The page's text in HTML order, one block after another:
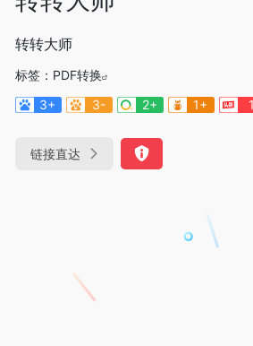
转转大师
标签： PDF转换
3+
3- 2+ 1+ 1
链接直达